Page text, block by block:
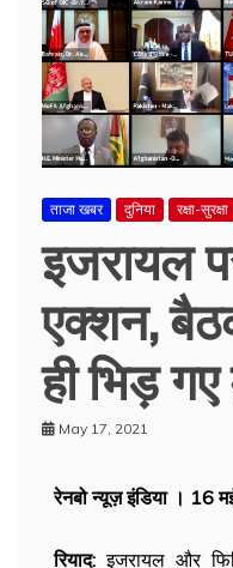
ताजा खबर दुनिया रक्षा-सुरक्षा
इजरायल
एक्शन,
ही भिड़
May 17, 2021
रेनबो न्यूज़ इंडिया । 16
रियाद: इजरायल और